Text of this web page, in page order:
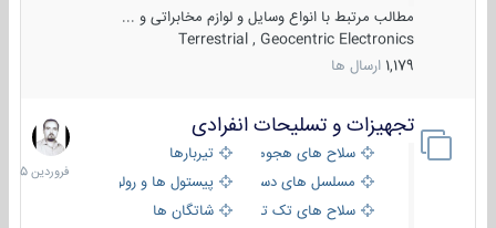
مطالب مرتبط با انواع وسایل و لوازم مخابراتی و ...
Terrestrial , Geocentric Electronics
1,179 ارسال ها
تجهیزات و تسلیحات انفرادی
سلاح های هجومی
تیربارها
مسلسل های دستی
پیستول ها و رولورها
سلاح های تک تیر اندازیشاتگان ها
17
فروردین
1405